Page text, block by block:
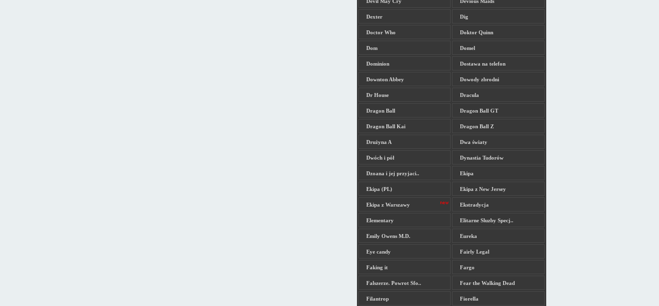
Dexter Dig
Doctor Who Doktor Quinn
Dom Domel
Dominion Dostawa na telefon
Downton Abbey Dowody zbrodni
Dr House Dracula
Dragon Ball Dragon Ball GT
Dragon Ball Kai Dragon Ball Z
Drużyna A Dwa światy
Dwóch i pół Dynastia Tudorów
Dzoana i jej przyjaci.. Ekipa
Ekipa (PL) Ekipa z New Jersey
Ekipa z Warszawy Ekstradycja
Elementary Elitarne Sluzby Specj..
Emily Owens M.D. Eureka
Eye candy Fairly Legal
Faking it Fargo
Falszerze. Powrot Sfo.. Fear the Walking Dead
Filantrop Fiorella